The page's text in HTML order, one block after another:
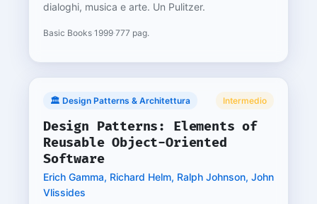
dialoghi, musica e arte. Un Pulitzer.
Basic Books·1999·777 pag.
🏛️ Design Patterns & Architettura Intermedio
Design Patterns: Elements of
Reusable Object-Oriented
Software
Erich Gamma, Richard Helm, Ralph Johnson, John
Vlissides